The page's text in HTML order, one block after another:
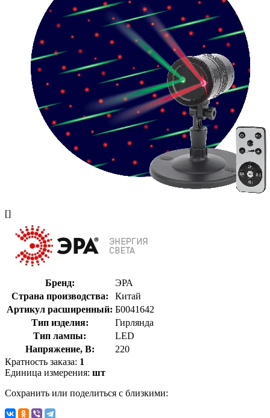
[]
Бренд:
ЭРА
Страна производства:
Китай
Артикул расширенный: Б0041642
Тип изделия:
Гирлянда
Тип лампы:
LED
Напряжение, В:
220
Кратность заказа: 1
Единица измерения: шт
Сохранить или поделиться с близкими: